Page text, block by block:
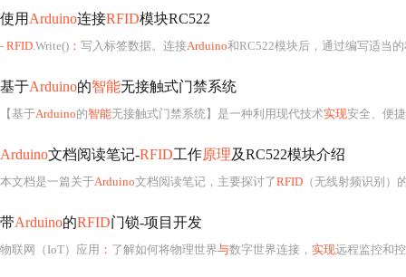
使用 Arduino连接RFID模块RC522
- RFID.Write() ： 写入标签数据。连接Arduino和RC522模块后，通过编写适当
基于Arduino的智能无接触式门禁系统
【基于Arduino的智能无接触式门禁系统】是一种利用现代技术实现安全、便
Arduino文档阅读笔记-RFID工作原理及RC522模块介绍
本文档是一篇关于Arduino文档阅读笔记，主要探讨了RFID （无线射频识别）
带Arduino的RFID门锁-项目开发
物联网（IoT）应用 ： 了解如何将物理世界与数字世界连接， 实现远程监控和